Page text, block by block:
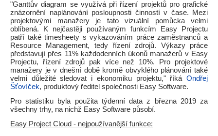
"Ganttův diagram se využívá při řízení projektů pro grafické
znázornění naplánování posloupnosti činností v čase. Mezi
projektovými manažery je tato vizuální pomůcka velmi
oblíbená. K nejčastěji používaným funkcím Easy Projectu
patří také timesheety s vykazováním práce zaměstnanců a
Resource Management, tedy řízení zdrojů. Výkazy práce
představují přes 11% každodenních úkonů manažerů v Easy
Projectu, řízení zdrojů pak více než 10%. Pro projektové
manažery je v dnešní době kromě obvyklého plánování také
velmi důležité sledovat i ekonomiku projektu," říká Ondřej
Šťovíček, produktový ředitel společnosti Easy Software.
Pro statistiku byla použita týdenní data z března 2019 za
všechny trhy, na nichž Easy Software působí.
Easy Project Cloud - nejpoužívanější funkce: